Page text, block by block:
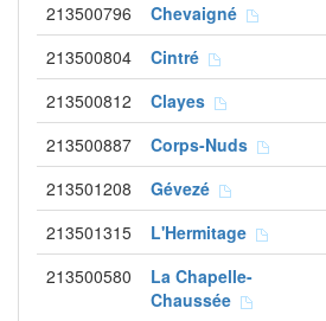
213500796 Chevaigné
213500804 Cintré
213500812 Clayes
213500887 Corps-Nuds
213501208 Gévezé
213501315 L'Hermitage
213500580
La Chapelle-
Chaussée